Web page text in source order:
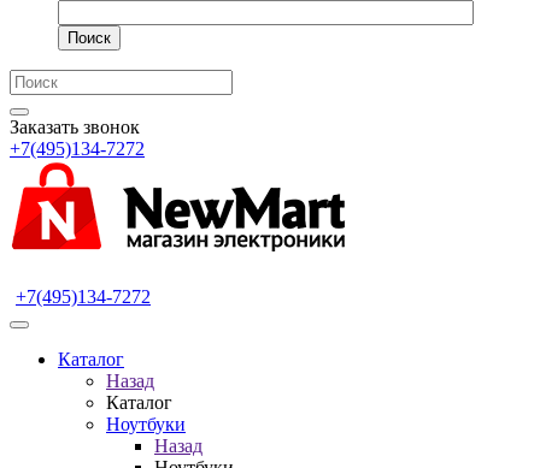
Поиск
Заказать звонок
+7(495)134-7272
+7(495)134-7272
Каталог
Назад
Каталог
Ноутбуки
Назад